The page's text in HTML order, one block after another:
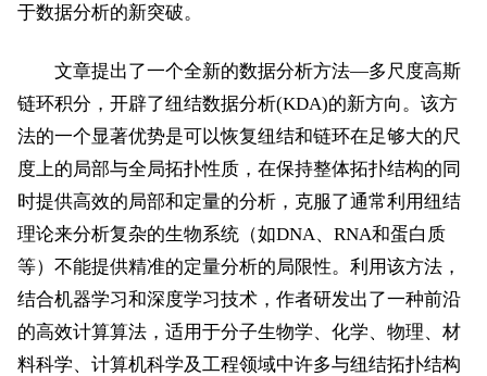
于数据分析的新突破。
文章提出了一个全新的数据分析方法—多尺度高斯
链环积分，开辟了纽结数据分析(KDA)的新方向。该方
法的一个显著优势是可以恢复纽结和链环在足够大的尺
度上的局部与全局拓扑性质，在保持整体拓扑结构的同
时提供高效的局部和定量的分析，克服了通常利用纽结
理论来分析复杂的生物系统（如DNA、RNA和蛋白质
等）不能提供精准的定量分析的局限性。利用该方法，
结合机器学习和深度学习技术，作者研发出了一种前沿
的高效计算算法，适用于分子生物学、化学、物理、材
料科学、计算机科学及工程领域中许多与纽结拓扑结构